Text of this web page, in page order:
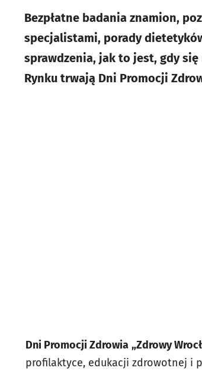
Bezpłatne badania znamion,
specjalistami, porady
sprawdzenia, jak to jest, gdy
Rynku trwają Dni Promocji
Dni Promocji Zdrowia „Zdrowy
profilaktyce, edukacji zdrowotnej i